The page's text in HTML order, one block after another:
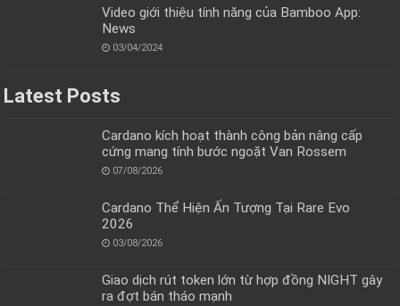
Video giới thiệu tính năng của Bamboo App:
News
03/04/2024
Latest Posts
Cardano kích hoạt thành công bản nâng cấp
cứng mang tính bước ngoặt Van Rossem
07/08/2026
Cardano Thể Hiện Ấn Tượng Tại Rare Evo
2026
03/08/2026
Giao dịch rút token lớn từ hợp đồng NIGHT gây
ra đợt bán tháo mạnh